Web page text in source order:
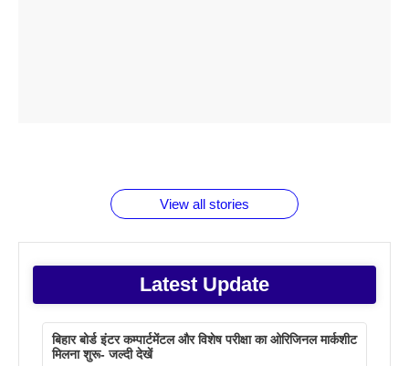
View all stories
Latest Update
बिहार बोर्ड इंटर कम्पार्टमेंटल और विशेष परीक्षा का ओरिजिनल मार्कशीट
मिलना शुरू- जल्दी देखें